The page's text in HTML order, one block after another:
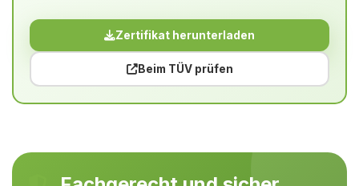
Zertifikat herunterladen
Beim TÜV prüfen